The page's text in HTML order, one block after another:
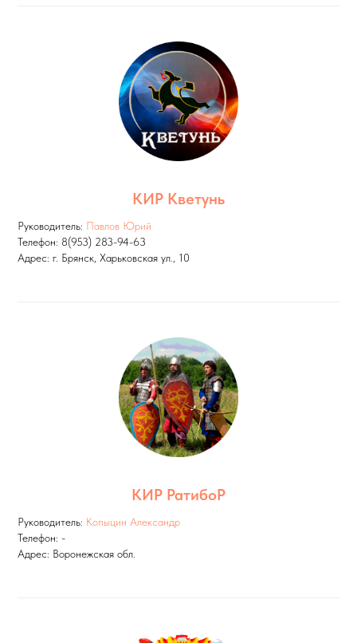
КИР Кветунь
Руководитель: Павлов Юрий
Телефон: 8(953) 283-94-63
Адрес: г. Брянск, Харьковская ул., 10
КИР РатибоР
Руководитель: Копыцин Александр
Телефон: -
Адрес: Воронежская обл.